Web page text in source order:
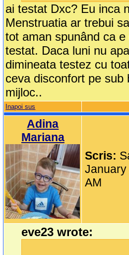
ai testat Dxc? Eu inca
Menstruatia ar trebui
tot aman spunând ca
testat. Daca luni nu
dimineata testez cu
ceva disconfort pe sub
mijloc..
Inapoi sus
Adina
Mariana
Scris:
January
AM
eve23 wrote: